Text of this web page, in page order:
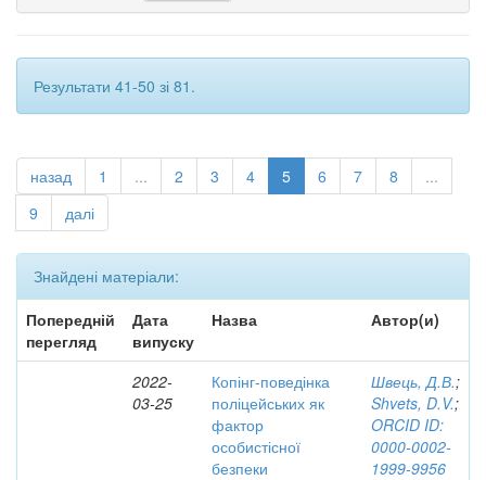
Результати 41-50 зі 81.
назад 1 ... 2 3 4 5 6 7 8
...
9
далі
Знайдені матеріали:
Попередній
перегляд
Дата
випуску
Назва Автор(и)
2022-
03-25
Копінг-поведінка
поліцейських як
фактор
особистісної
безпеки
Швець, Д.В.;
Shvets, D.V.;
ORCID ID:
0000-0002-
1999-9956